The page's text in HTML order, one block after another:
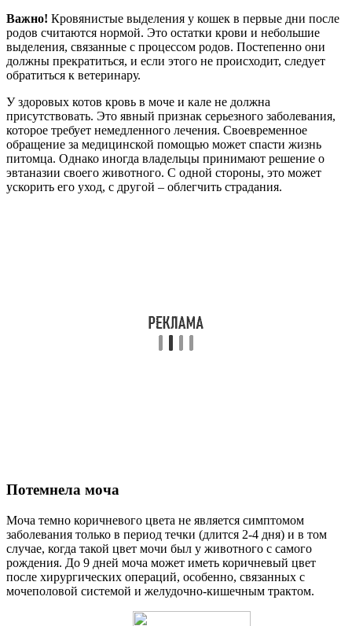
Важно! Кровянистые выделения у кошек в первые дни после
родов считаются нормой. Это остатки крови и небольшие
выделения, связанные с процессом родов. Постепенно они
должны прекратиться, и если этого не происходит, следует
обратиться к ветеринару.
У здоровых котов кровь в моче и кале не должна
присутствовать. Это явный признак серьезного заболевания,
которое требует немедленного лечения. Своевременное
обращение за медицинской помощью может спасти жизнь
питомца. Однако иногда владельцы принимают решение о
эвтаназии своего животного. С одной стороны, это может
ускорить его уход, с другой – облегчить страдания.
Потемнела моча
Моча темно коричневого цвета не является симптомом
заболевания только в период течки (длится 2-4 дня) и в том
случае, когда такой цвет мочи был у животного с самого
рождения. До 9 дней моча может иметь коричневый цвет
после хирургических операций, особенно, связанных с
мочеполовой системой и желудочно-кишечным трактом.